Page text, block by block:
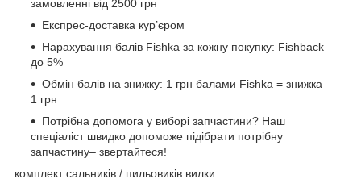
замовленні від 2500 грн
Експрес-доставка кур’єром
Нарахування балів Fishka за кожну покупку: Fishback
до 5%
Обмін балів на знижку: 1 грн балами Fishka = знижка
1 грн
Потрібна допомога у виборі запчастини? Наш
спеціаліст швидко допоможе підібрати потрібну
запчастину– звертайтеся!
комплект сальників / пильовиків вилки